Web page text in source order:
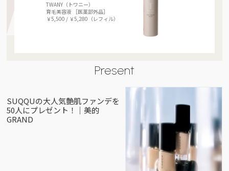
TWANY（トワニー）
育毛美容液 ［医薬部外品］
￥5,500 / ￥5,280（レフィル）
Present
SUQQUの大人気艶肌ファンデを
50人にプレゼント！｜美的
GRAND